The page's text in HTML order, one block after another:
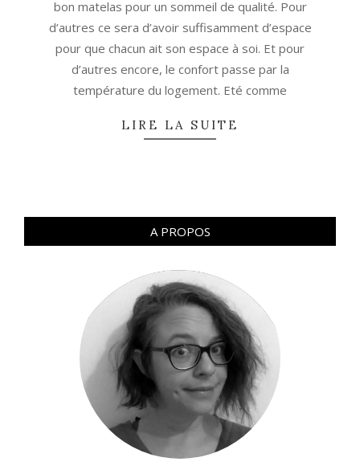
bon matelas pour un sommeil de qualité. Pour
d’autres ce sera d’avoir suffisamment d’espace
pour que chacun ait son espace à soi. Et pour
d’autres encore, le confort passe par la
température du logement. Eté comme
LIRE LA SUITE
A PROPOS